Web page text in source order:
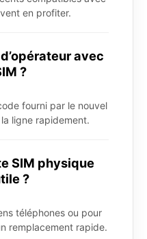
en profiter.
avec
?
fourni par le nouvel
ligne rapidement.
SIM physique
?
téléphones ou pour
remplacement rapide.